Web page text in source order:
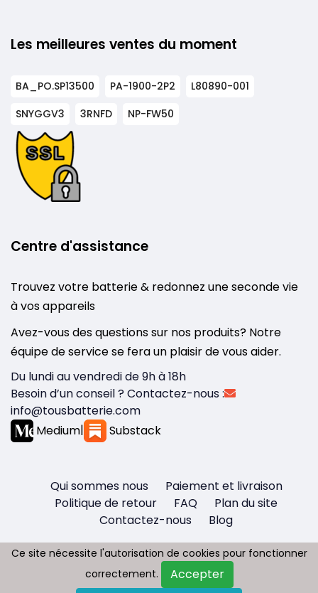
Les meilleures ventes du moment
BA_PO.SP13500 PA-1900-2P2
L80890-001
SNYGGV3
3RNFD NP-FW50
Centre d'assistance
Trouvez votre batterie & redonnez une seconde vie
à vos appareils
Avez-vous des questions sur nos produits? Notre
équipe de service se fera un plaisir de vous aider.
Du lundi au vendredi de 9h à 18h
Besoin d’un conseil ? Contactez-nous :
info@tousbatterie.com
Medium| Substack
Qui sommes nous
Paiement et livraison
Politique de retour
FAQ
Plan du site
Contactez-nous
Blog
Copyright © 2026 - Tous droit réservés
Ce site nécessite l'autorisation de cookies pour fonctionner
correctement.
Accepter
Ce site nécessite l'autorisation de cookies pour fonctionner
correctement.
Accepter